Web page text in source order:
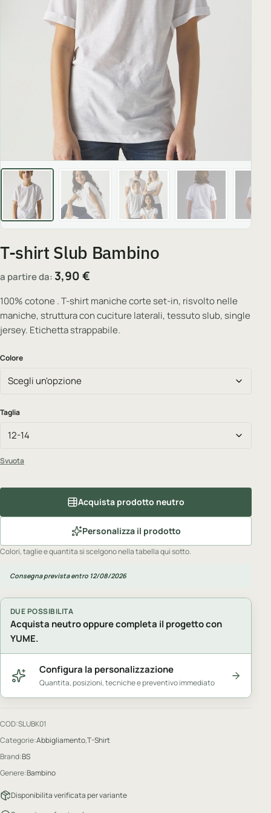
T-shirt Slub Bambino
a partire da: 3,90€
100% cotone . T-shirt maniche corte set-in, risvolto nelle
maniche, struttura con cuciture laterali, tessuto slub, single
jersey. Etichetta strappabile.
Colore
Taglia
Svuota
Acquista prodotto neutro
Personalizza il prodotto
Colori, taglie e quantita si scelgono nella tabella qui sotto.
Consegna prevista entro 12/08/2026
DUE POSSIBILITA
Acquista neutro oppure completa il progetto con
YUME.
Configura la personalizzazione
Quantita, posizioni, tecniche e preventivo immediato
COD:SLUBK01
Categorie:Abbigliamento,T-Shirt
Brand:BS
Genere:Bambino
Disponibilita verificata per variante